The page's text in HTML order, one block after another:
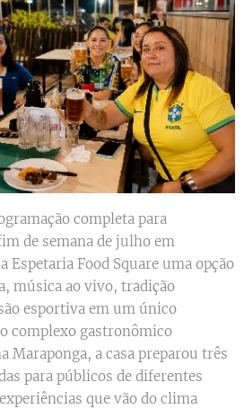
completa para
de semana de julho em
Espetaria Food Square uma opção
música ao vivo, tradição
esportiva em um único
complexo gastronômico
Maraponga, a casa preparou três
para públicos de diferentes
que vão do clima